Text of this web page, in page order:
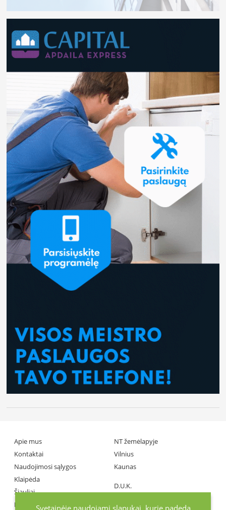
Apie mus
Kontaktai
Naudojimosi sąlygos
NT žemėlapyje
Vilnius
Kaunas
Klaipėda
Šiauliai
Panevėžys
D.U.K.
Svetainėje naudojami slapukai, kurie padeda